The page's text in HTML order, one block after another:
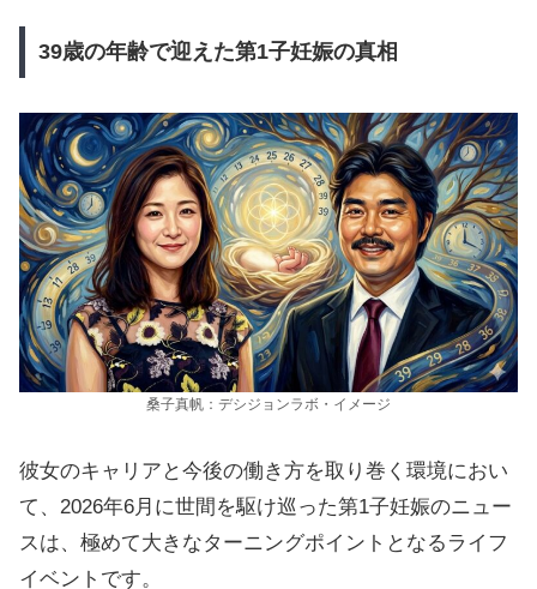
39歳の年齢で迎えた第1子妊娠の真相
桑子真帆：デシジョンラボ・イメージ
彼女のキャリアと今後の働き方を取り巻く環境におい
て、2026年6月に世間を駆け巡った第1子妊娠のニュー
スは、極めて大きなターニングポイントとなるライフ
イベントです。